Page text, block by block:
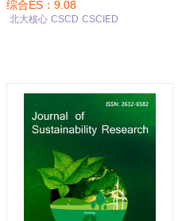
综合ES：9.08
北大核心 CSCD CSCIED